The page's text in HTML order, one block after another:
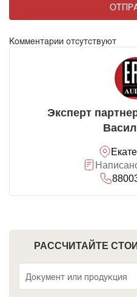
Комментарии отсутствуют
Эксперт
РАССЧИТАЙТЕ